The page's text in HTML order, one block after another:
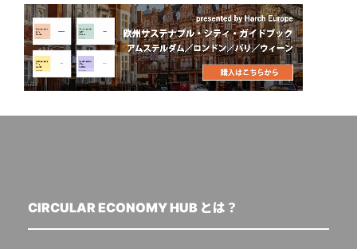
CIRCULAR ECONOMY HUB とは？